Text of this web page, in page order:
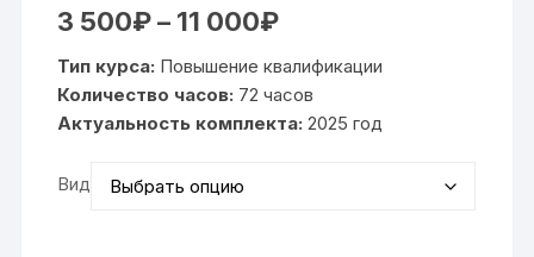
3 500₽ – 11 000₽Диапазон
500₽
–
11
000₽
Тип курса: Повышение квалификации
Количество часов: 72 часов
Актуальность комплекта: 2025 год
Вид